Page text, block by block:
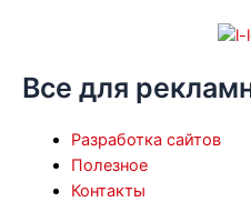
Все для
Разработка сайтов
Полезное
Контакты
Menu